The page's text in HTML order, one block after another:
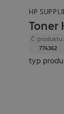
HP
Toner
Č. produktu:
774362
typ